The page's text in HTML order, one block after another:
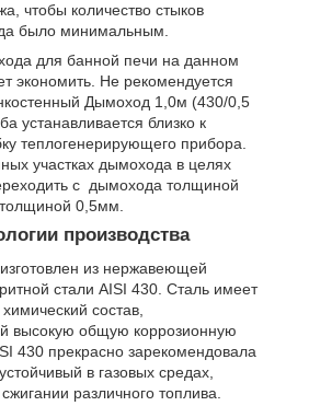
чтобы количество стыков
было минимальным.
для банной печи на данном
экономить. Не рекомендуется
Дымоход 1,0м (430/0,5
устанавливается близко к
теплогенерирующего прибора.
участках дымохода в целях
с дымохода толщиной
0,5мм.
производства
из нержавеющей
стали AISI 430. Сталь имеет
состав,
высокую общую коррозионную
430 прекрасно зарекомендовала
в газовых средах,
различного топлива.